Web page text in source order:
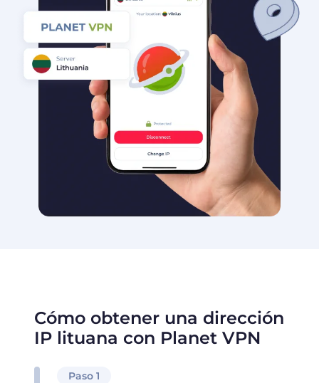
Cómo obtener una dirección
IP lituana con Planet VPN
Paso 1